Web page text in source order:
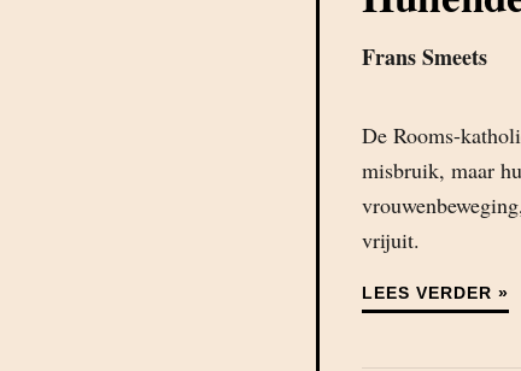
Frans Smeets
De Rooms-
misbruik, maar
vrijuit.
LEES VERDER »